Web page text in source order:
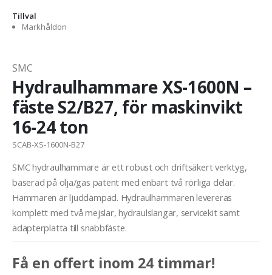
Tillval
Markhåldon
SMC
Hydraulhammare XS-1600N –
fäste S2/B27, för maskinvikt
16-24 ton
SCAB-XS-1600N-B27
SMC hydraulhammare är ett robust och driftsäkert verktyg,
baserad på olja/gas patent med enbart två rörliga delar.
Hammaren är ljuddämpad. Hydraulhammaren levereras
komplett med två mejslar, hydraulslangar, servicekit samt
adapterplatta till snabbfäste.
Få en offert inom 24 timmar!